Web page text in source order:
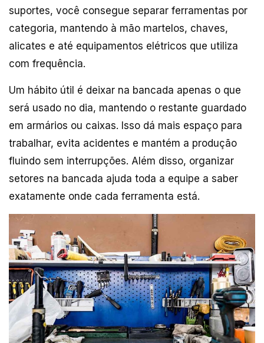
suportes, você consegue separar ferramentas por
categoria, mantendo à mão martelos, chaves,
alicates e até equipamentos elétricos que utiliza
com frequência.
Um hábito útil é deixar na bancada apenas o que
será usado no dia, mantendo o restante guardado
em armários ou caixas. Isso dá mais espaço para
trabalhar, evita acidentes e mantém a produção
fluindo sem interrupções. Além disso, organizar
setores na bancada ajuda toda a equipe a saber
exatamente onde cada ferramenta está.